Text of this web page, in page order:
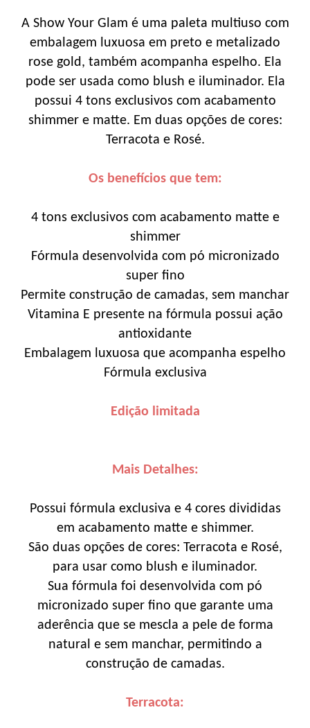
A Show Your Glam é uma paleta multiuso com
embalagem luxuosa em preto e metalizado
rose gold, também acompanha espelho. Ela
pode ser usada como blush e iluminador. Ela
possui 4 tons exclusivos com acabamento
shimmer e matte. Em duas opções de cores:
Terracota e Rosé.
Os benefícios que tem:
4 tons exclusivos com acabamento matte e
shimmer
Fórmula desenvolvida com pó micronizado
super fino
Permite construção de camadas, sem manchar
Vitamina E presente na fórmula possui ação
antioxidante
Embalagem luxuosa que acompanha espelho
Fórmula exclusiva
Edição limitada
Mais Detalhes:
Possui fórmula exclusiva e 4 cores divididas
em acabamento matte e shimmer.
São duas opções de cores: Terracota e Rosé,
para usar como blush e iluminador.
Sua fórmula foi desenvolvida com pó
micronizado super fino que garante uma
aderência que se mescla a pele de forma
natural e sem manchar, permitindo a
construção de camadas.
Terracota: